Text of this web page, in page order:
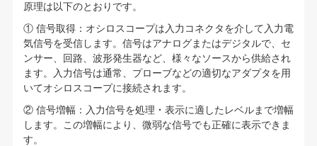
原理は以下のとおりです。
① 信号取得：オシロスコープは入力コネクタを介して入力電
気信号を受信します。信号はアナログまたはデジタルで、セ
ンサー、回路、波形発生器など、様々なソースから供給され
ます。入力信号は通常、プローブなどの適切なアダプタを用
いてオシロスコープに接続されます。
② 信号増幅：入力信号を処理・表示に適したレベルまで増幅
します。この増幅により、微弱な信号でも正確に表示できま
す。